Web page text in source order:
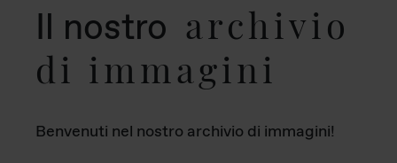
Il nostro archivio
di immagini
Benvenuti nel nostro archivio di immagini!